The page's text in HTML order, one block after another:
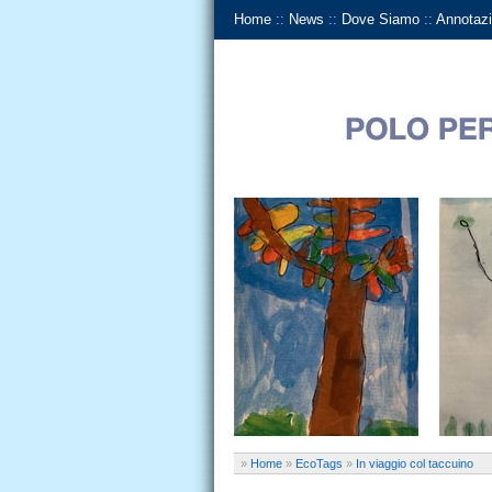
Home :: News :: Dove Siamo ::
» Home » EcoTags » In viaggio col taccuino